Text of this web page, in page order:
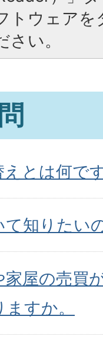
トウェア
い。
えとは何で
て知りたい
屋の売買
すか。